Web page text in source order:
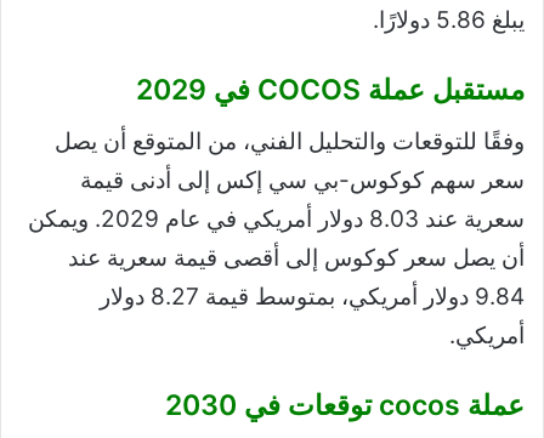
يبلغ 5.86 دولارًا.
مستقبل عملة COCOS في 2029
وفقًا للتوقعات والتحليل الفني، من المتوقع أن يصل
سعر سهم كوكوس-بي سي إكس إلى أدنى قيمة
سعرية عند 8.03 دولار أمريكي في عام 2029. ويمكن
أن يصل سعر كوكوس إلى أقصى قيمة سعرية عند
9.84 دولار أمريكي، بمتوسط ​​قيمة 8.27 دولار
أمريكي.
عملة cocos توقعات في 2030